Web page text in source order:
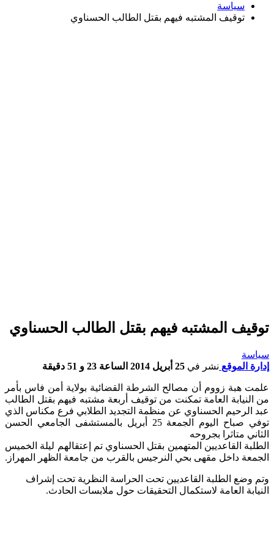
سياسة
توقيف المشتبه فيهم بقتل الطالب الحسناوي
توقيف المشتبه فيهم بقتل الطالب الحسناوي
سياسة
إدارة الموقع نشر في 25 أبريل 2014 الساعة 23 و 51 دقيقة
علمت هبة زووم أن مصالح الشرطة القضائية بولاية أمن فاس بأمر
من النيابة العامة تمكنت من توقيف أربعة مشتبه فيهم بقتل الطالب
عبد الرحيم الحسناوي عن منظمة التجديد الطلابي فرع مكناس الذي
توفي صباح اليوم الجمعة 25 أبريل بالمستشفى الجامعي الحسن
الثاني متاثرا بجروحه
الطلبة القاعديين المتهمين بقتل الحسناوي تم إعتقالهم ليلة الخميس
الجمعة داخل مقهى بحي النرجيس بالقرب من جامعة الظهر المهراز.
وتم وضع الطلبة القاعديين تحت الحراسة النظرية تحت إشراف
النيابة العامة لاستكمال التحقيقات حول ملابسات الحادث.